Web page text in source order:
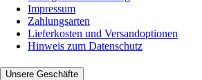
Impressum
Zahlungsarten
Lieferkosten und Versandoptionen
Hinweis zum Datenschutz
Unsere Geschäfte